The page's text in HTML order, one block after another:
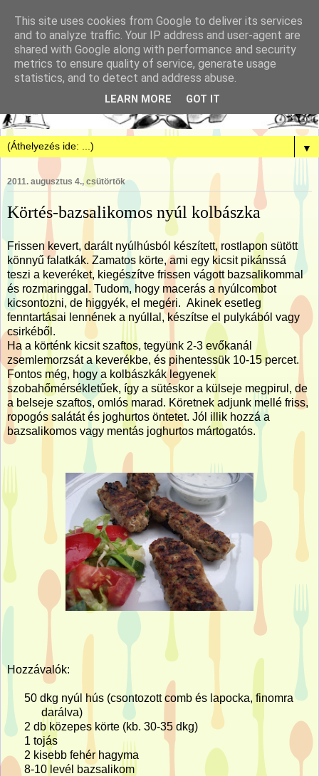
▼
2011. augusztus 4., csütörtök
Körtés-bazsalikomos nyúl kolbászka
Frissen kevert, darált nyúlhúsból készített, rostlapon sütött
könnyű falatkák. Zamatos körte, ami egy kicsit pikánssá
teszi a keveréket, kiegészítve frissen vágott bazsalikommal
és rozmaringgal. Tudom, hogy macerás a nyúlcombot
kicsontozni, de higgyék, el megéri. Akinek esetleg
fenntartásai lennének a nyúllal, készítse el pulykából vagy
csirkéből.
Ha a körténk kicsit szaftos, tegyünk 2-3 evőkanál
zsemlemorzsát a keverékbe, és pihentessük 10-15 percet.
Fontos még, hogy a kolbászkák legyenek
szobahőmérsékletűek, így a sütéskor a külseje megpirul, de
a belseje szaftos, omlós marad. Köretnek adjunk mellé friss,
ropogós salátát és joghurtos öntetet. Jól illik hozzá a
bazsalikomos vagy mentás joghurtos mártogatós.
Hozzávalók:
50 dkg nyúl hús (csontozott comb és lapocka, finomra
darálva)
2 db közepes körte (kb. 30-35 dkg)
1 tojás
2 kisebb fehér hagyma
8-10 levél bazsalikom
This site uses cookies from Google to deliver its services
and to analyze traffic. Your IP address and user-agent are
shared with Google along with performance and security
metrics to ensure quality of service, generate usage
statistics, and to detect and address abuse.
LEARN MORE GOT IT